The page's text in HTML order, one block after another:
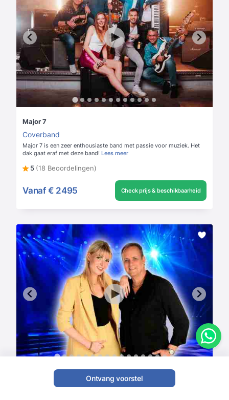
Major 7
Coverband
Major 7 is een zeer enthousiaste band met passie voor muziek. Het
dak gaat eraf met deze band! Lees meer
5 (18 Beoordelingen)
Vanaf € 2495 Check prijs & beschikbaarheid
Ontvang voorstel